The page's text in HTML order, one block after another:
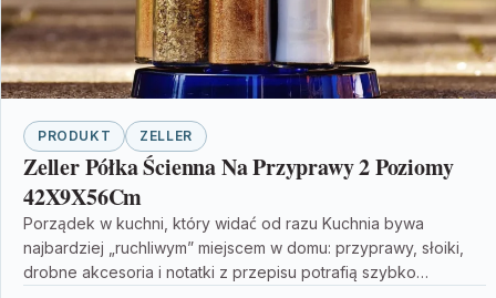
PRODUKT ZELLER
Zeller Półka Ścienna Na Przyprawy 2 Poziomy
42X9X56Cm
Porządek w kuchni, który widać od razu Kuchnia bywa
najbardziej „ruchliwym” miejscem w domu: przyprawy, słoiki,
drobne akcesoria i notatki z przepisu potrafią szybko…